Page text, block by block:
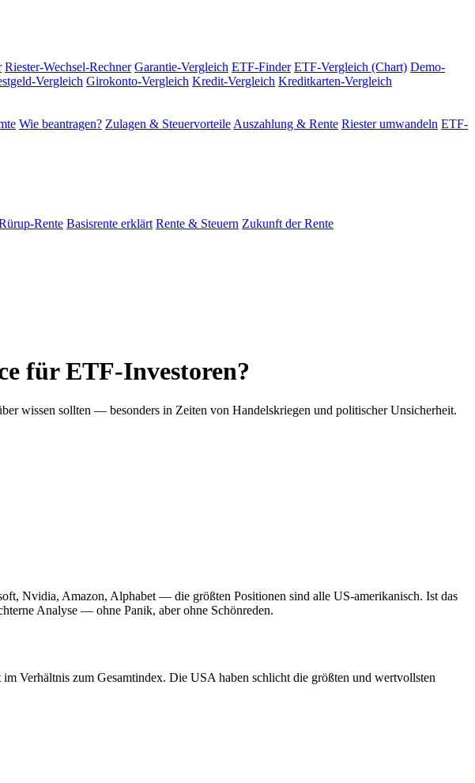
Riester-Wechsel-Rechner Garantie-Vergleich ETF-Finder ETF-Vergleich (Chart) Demo-
Vergleich Girokonto-Vergleich Kredit-Vergleich Kreditkarten-Vergleich
Wie beantragen? Zulagen & Steuervorteile Auszahlung & Rente Riester umwandeln ETF-
Rente Basisrente erklärt Rente & Steuern Zukunft der Rente
für ETF-Investoren?
wissen sollten — besonders in Zeiten von Handelskriegen und politischer Unsicherheit.
Nvidia, Amazon, Alphabet — die größten Positionen sind alle US-amerikanisch. Ist das
Analyse — ohne Panik, aber ohne Schönreden.
Verhältnis zum Gesamtindex. Die USA haben schlicht die größten und wertvollsten